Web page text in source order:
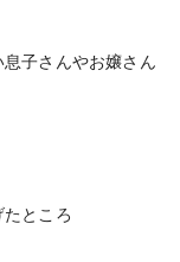
子さんやお嬢さん
たところ